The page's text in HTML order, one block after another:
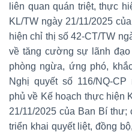
liên quan quán triệt, thực
KL/TW ngày 21/11/2025
hiện chỉ thị số 42-CT/TW
về tăng cường sự lãnh
phòng ngừa, ứng phó,
Nghị quyết số 116/NQ-
phủ về Kế hoạch thực hiện
21/11/2025 của Ban Bí thư;
triển khai quyết liệt, đồng